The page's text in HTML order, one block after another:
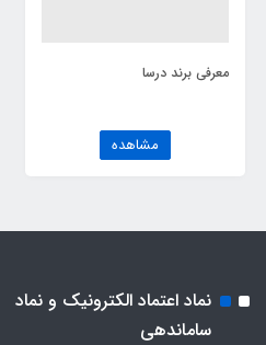
معرفی برند درسا
مشاهده
نماد اعتماد الکترونیک و نماد
ساماندهی